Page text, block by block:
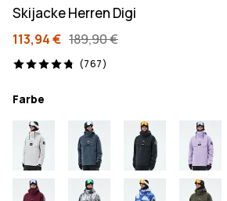
Skijacke Herren Digi
113,94 € 189,90 €
(767)
767 Reviews, 4.8/5
Farbe